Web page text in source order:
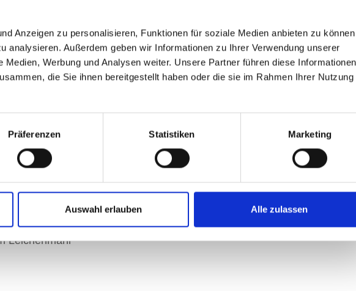
Anzeigen zu personalisieren, Funktionen für soziale Medien anbieten zu können
analysieren. Außerdem geben wir Informationen zu Ihrer Verwendung unserer
Werbung und Analysen weiter. Unsere Partner führen diese Informationen
die Sie ihnen bereitgestellt haben oder die sie im Rahmen Ihrer Nutzung
Präferenzen Statistiken Marketing
Auswahl erlauben Alle zulassen
Sie
in allen
Umrahmung der
Leichenmahl